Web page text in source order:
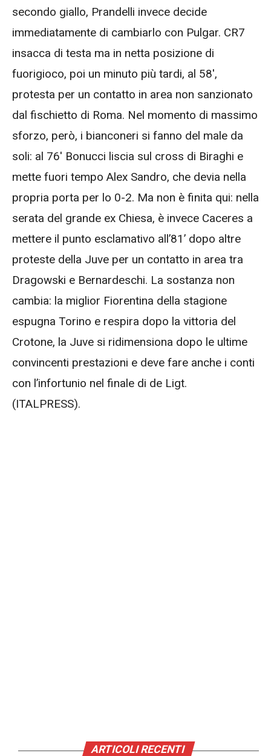
secondo giallo, Prandelli invece decide
immediatamente di cambiarlo con Pulgar. CR7
insacca di testa ma in netta posizione di
fuorigioco, poi un minuto più tardi, al 58′,
protesta per un contatto in area non sanzionato
dal fischietto di Roma. Nel momento di massimo
sforzo, però, i bianconeri si fanno del male da
soli: al 76′ Bonucci liscia sul cross di Biraghi e
mette fuori tempo Alex Sandro, che devia nella
propria porta per lo 0-2. Ma non è finita qui: nella
serata del grande ex Chiesa, è invece Caceres a
mettere il punto esclamativo all’81’ dopo altre
proteste della Juve per un contatto in area tra
Dragowski e Bernardeschi. La sostanza non
cambia: la miglior Fiorentina della stagione
espugna Torino e respira dopo la vittoria del
Crotone, la Juve si ridimensiona dopo le ultime
convincenti prestazioni e deve fare anche i conti
con l’infortunio nel finale di de Ligt.
(ITALPRESS).
ARTICOLI RECENTI